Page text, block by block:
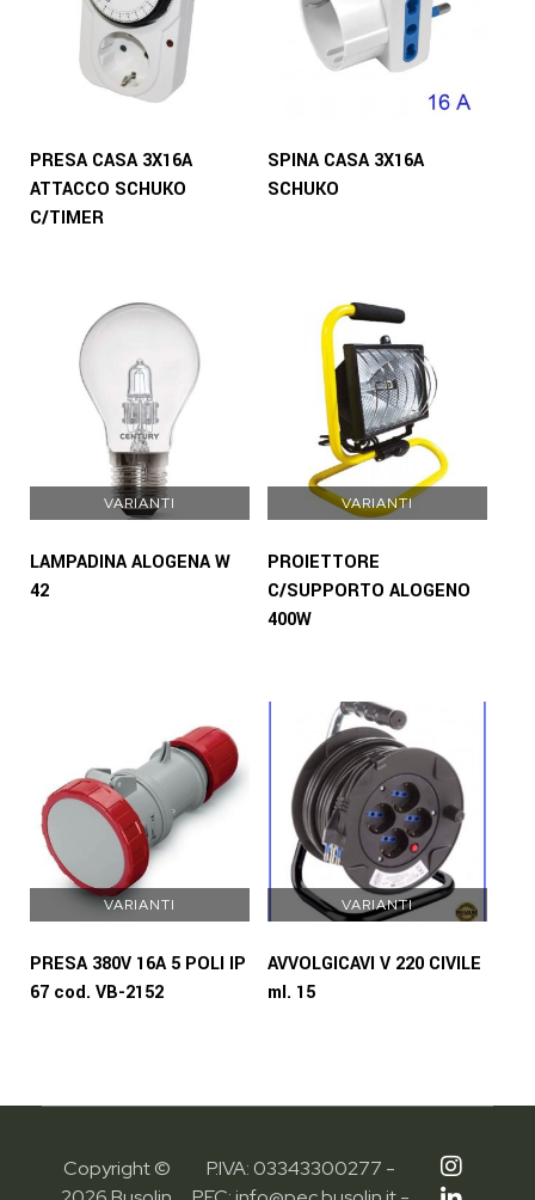
PRESA CASA 3X16A
ATTACCO SCHUKO
C/TIMER
SPINA CASA 3X16A
SCHUKO
VARIANTI
LAMPADINA ALOGENA W
42
VARIANTI
PROIETTORE
C/SUPPORTO ALOGENO
400W
VARIANTI
PRESA 380V 16A 5 POLI IP
67 cod. VB-2152
VARIANTI
AVVOLGICAVI V 220 CIVILE
ml. 15
Copyright ©
P.IVA: 03343300277 -